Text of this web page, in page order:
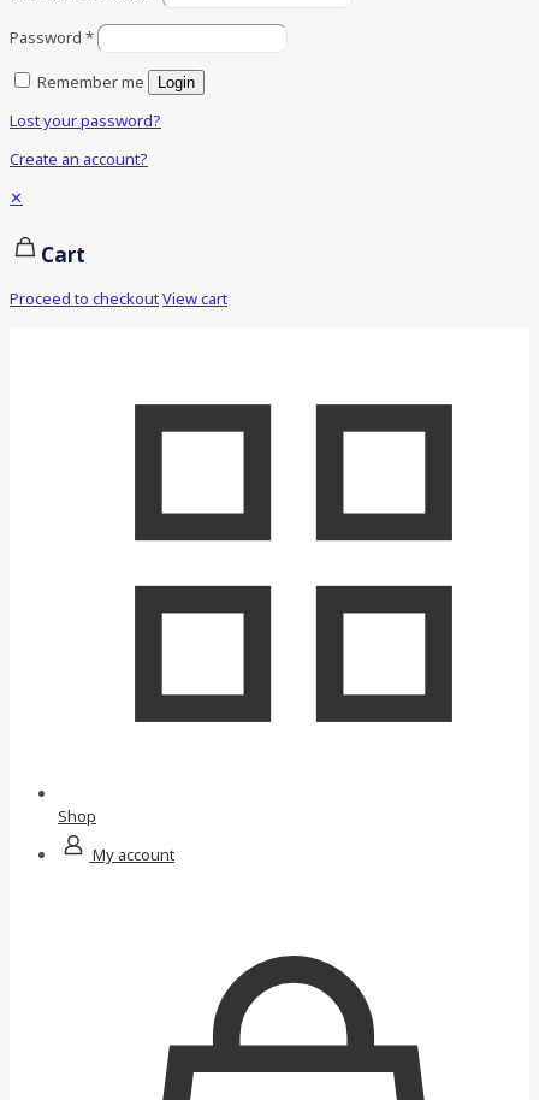
Password *
Remember me
Login
Lost your password?
Create an account?
✕
Cart
Proceed to checkoutView cart
Shop
My account